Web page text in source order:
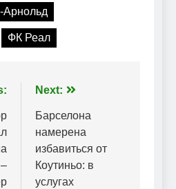
Арнольд
ФК Реал
Next:
Барселона
намерена
избавиться от
Коутиньо: в
услугах